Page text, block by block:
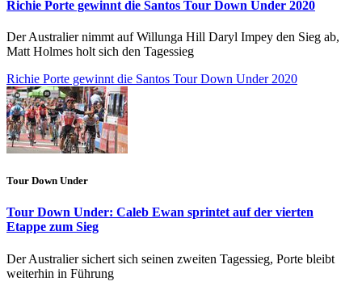
Richie Porte gewinnt die Santos Tour Down Under 2020
Der Australier nimmt auf Willunga Hill Daryl Impey den Sieg ab,
Matt Holmes holt sich den Tagessieg
Richie Porte gewinnt die Santos Tour Down Under 2020
Tour Down Under
Tour Down Under: Caleb Ewan sprintet auf der vierten
Etappe zum Sieg
Der Australier sichert sich seinen zweiten Tagessieg, Porte bleibt
weiterhin in Führung